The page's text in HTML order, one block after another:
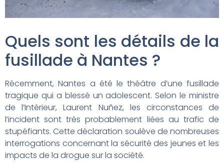
Quels sont les détails de la
fusillade à Nantes ?
Récemment, Nantes a été le théâtre d’une fusillade
tragique qui a blessé un adolescent. Selon le ministre
de l’Intérieur, Laurent Nuñez, les circonstances de
l’incident sont très probablement liées au trafic de
stupéfiants. Cette déclaration soulève de nombreuses
interrogations concernant la sécurité des jeunes et les
impacts de la drogue sur la société.